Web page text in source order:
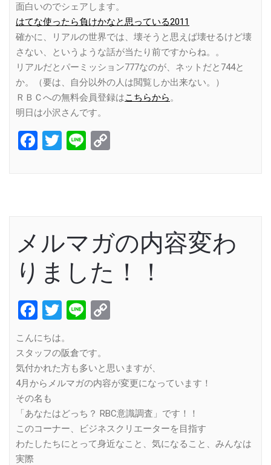
面白いのでシェアします。
はてな使ったら負けかなと思っている2011
確かに、リアルの世界では、壊そうと思えば壊せるけど壊
さない、というような話が当たり前ですからね。。
リアルだとパーミッション777なのが、ネットだと744と
か。（要は、自分以外の人は閲覧しか出来ない。）
ＲＢＣへの無料会員登録はこちらから。
明日は小沢さんです。
Facebook
Twitter
Line
メルマガの内容変わ
りました！！
Facebook
Twitter
Line
こんにちは。
スタッフの阪倉です。
気付かれた方も多いと思いますが、
4月からメルマガの内容が変更になっています！
その名も
「あなたはどっち？ RBC意識調査」です！！
このコーナー、ビジネスクリエーターを目指す
わたしたちにとって身近なこと、気になること、みんなは
実際